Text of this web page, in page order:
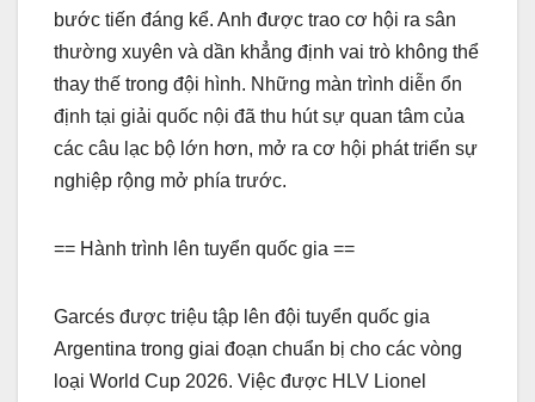
bước tiến đáng kể. Anh được trao cơ hội ra sân
thường xuyên và dần khẳng định vai trò không thể
thay thế trong đội hình. Những màn trình diễn ổn
định tại giải quốc nội đã thu hút sự quan tâm của
các câu lạc bộ lớn hơn, mở ra cơ hội phát triển sự
nghiệp rộng mở phía trước.
== Hành trình lên tuyển quốc gia ==
Garcés được triệu tập lên đội tuyển quốc gia
Argentina trong giai đoạn chuẩn bị cho các vòng
loại World Cup 2026. Việc được HLV Lionel